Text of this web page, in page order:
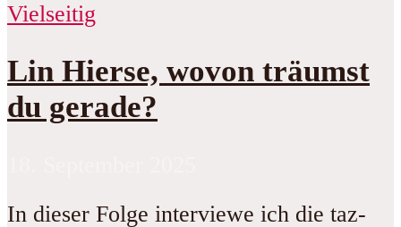
Vielseitig
Lin Hierse, wovon träumst
du gerade?
In dieser Folge interviewe ich die taz-